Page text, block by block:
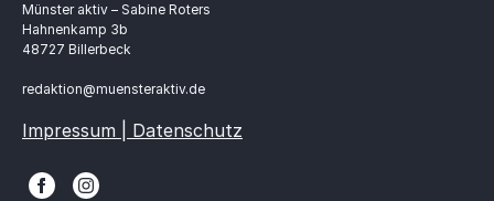
Münster aktiv – Sabine Roters
Hahnenkamp 3b
48727 Billerbeck
redaktion@muensteraktiv.de
Impressum | Datenschutz